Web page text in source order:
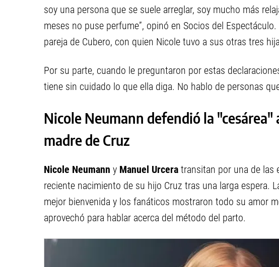
soy una persona que se suele arreglar, soy mucho más
meses no puse perfume”, opinó en Socios del
pareja de Cubero, con quien Nicole tuvo a sus otras tres
Por su parte, cuando le preguntaron por estas
tiene sin cuidado lo que ella diga. No hablo de personas
Nicole Neumann defendió la "cesárea"
madre de Cruz
Nicole Neumann y Manuel Urcera transitan por una de las
reciente nacimiento de su hijo Cruz tras una larga espera.
mejor bienvenida y los fanáticos mostraron todo su amor
aprovechó para hablar acerca del método del parto.